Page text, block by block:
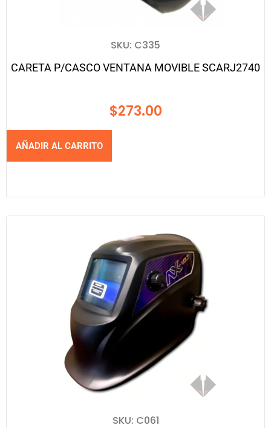
SKU: C335
CARETA P/CASCO VENTANA MOVIBLE SCARJ2740
$273.00
AÑADIR AL CARRITO
SKU: C061